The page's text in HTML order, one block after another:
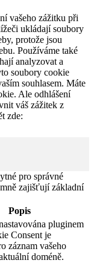
vašeho zážitku při
ukládají soubory
protože jsou
Používáme také
analyzovat a
soubory cookie
souhlasem. Máte
Ale odhlášení
váš zážitek z
zde:
pro správné
zajišťují základní
Popis
pluginem
Consent je
záznam vašeho
doméně.